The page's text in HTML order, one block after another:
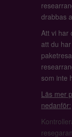
drabbas
Att vi har
att du
som inte
Läs mer
nedanför: